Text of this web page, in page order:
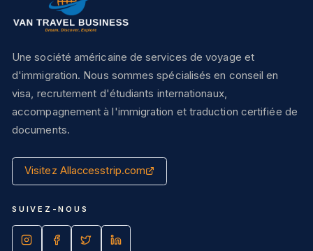
Une société américaine de services de voyage et
d'immigration. Nous sommes spécialisés en conseil en
visa, recrutement d'étudiants internationaux,
accompagnement à l'immigration et traduction certifiée de
documents.
Visitez Allaccesstrip.com
SUIVEZ-NOUS